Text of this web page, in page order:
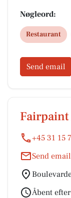
og erhverv.
kvalitet. Book
Nøgleord:
Restaurant
Send email
Fairpaint
+45 31 15
Send email
Åbent